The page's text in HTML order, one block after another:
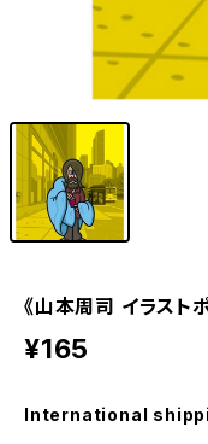
《山本周司 イラス
¥165
International